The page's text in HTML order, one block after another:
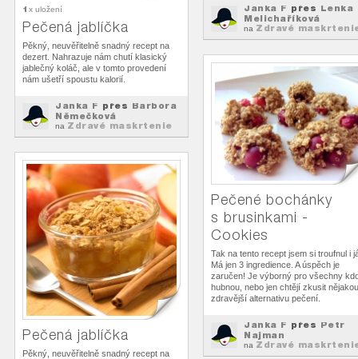
1 x uložení
Pečená jablíčka
Pěkný, neuvěřitelně snadný recept na
dezert. Nahrazuje nám chutí klasický
jablečný koláč, ale v tomto provedení
nám ušetří spoustu kalorií.
Janka F přes Barbora
Němečková
na Zdravé maskrtenie
Janka F přes Lenka
Melichaříková
na Zdravé
Pečené bochánky
s brusinkami -
Cookies
Tak na tento recept jsem si troufnul i
Má jen 3 ingredience. A úspěch je
zaručen! Je výborný pro všechny
hubnou, nebo jen chtějí zkusit nějakou
zdravější alternativu pečení.
Janka F přes Petr
Najman
na Zdravé
Pečená jablíčka
Pěkný, neuvěřitelně snadný recept na